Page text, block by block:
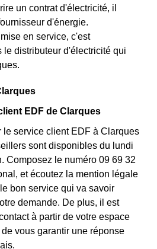
un contrat d'électricité, il
d'énergie.
en service, c'est
le distributeur d'électricité qui
EDF de Clarques
le service client EDF à Clarques
sont disponibles du lundi
Composez le numéro 09 69 32
et écoutez la mention légale
bon service qui va savoir
demande. De plus, il est
à partir de votre espace
vous garantir une réponse